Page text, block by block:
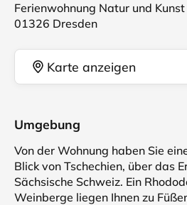
Ferienwohnung Natur und Kunst
01326 Dresden
Karte anzeigen
Umgebung
Von der Wohnung haben Sie
Blick von Tschechien, über das
Sächsische Schweiz. Ein
Weinberge liegen Ihnen zu